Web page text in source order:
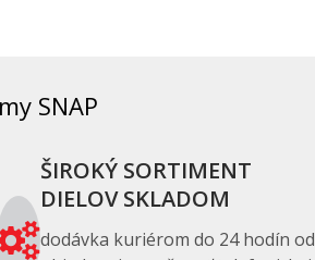
SNAP
ŠIROKÝ SORTIMENT
DIELOV SKLADOM
dodávka kuriérom do 24 hodín od